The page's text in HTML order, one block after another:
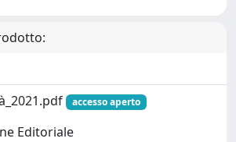
accesso aperto
Editoriale